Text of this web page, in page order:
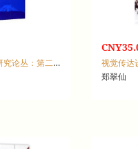
中日民族文化比较研究论丛：第二辑
郑翠仙